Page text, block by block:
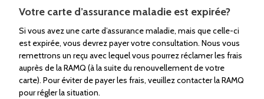
Votre carte d’assurance maladie est expirée?
Si vous avez une carte d’assurance maladie, mais que celle-ci
est expirée, vous devrez payer votre consultation. Nous vous
remettrons un reçu avec lequel vous pourrez réclamer les frais
auprès de la RAMQ (à la suite du renouvellement de votre
carte). Pour éviter de payer les frais, veuillez contacter la RAMQ
pour régler la situation.